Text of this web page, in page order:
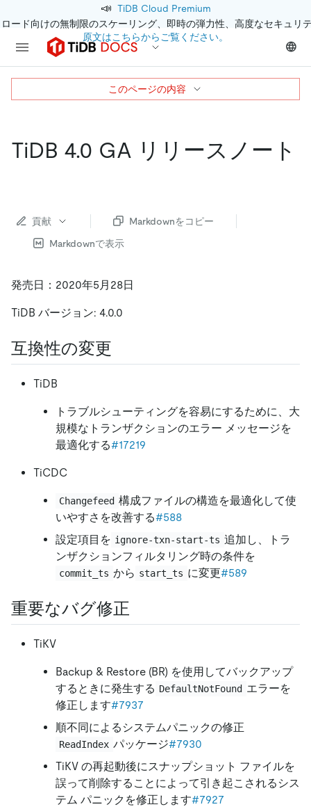
📣 TiDB Cloud Premium
ード向けの無制限のスケーリング、即時の弾力性、高度なセキュリ
原文はこちらからご覧ください。
TiDB 4.0 GA リリースノート
貢献
Markdownをコピー
Markdownで表示
発売日：2020年5月28日
TiDB バージョン: 4.0.0
互換性の変更
TiDB
トラブルシューティングを容易にするために、大
規模なトランザクションのエラー メッセージを
最適化する#17219
TiCDC
Changefeed 構成ファイルの構造を最適化して使
いやすさを改善する#588
設定項目を ignore-txn-start-ts 追加し、トラ
ンザクションフィルタリング時の条件を
commit_ts から start_ts に変更#589
重要なバグ修正
TiKV
Backup & Restore (BR) を使用してバックアップ
するときに発生する DefaultNotFound エラーを
修正します#7937
順不同によるシステムパニックの修正
ReadIndex パッケージ#7930
TiKV の再起動後にスナップショット ファイルを
誤って削除することによって引き起こされるシス
テム パニックを修正します#7927
このページの内容